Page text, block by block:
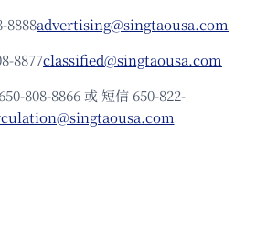
8888advertising@singtaousa.com
8877classified@singtaousa.com
650-808-8866 或 短信 650-822-